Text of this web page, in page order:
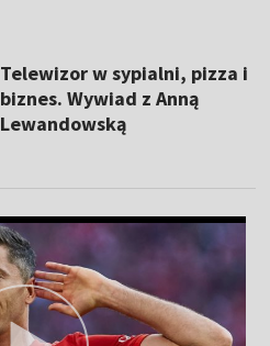
Telewizor w sypialni, pizza i
biznes. Wywiad z Anną
Lewandowską